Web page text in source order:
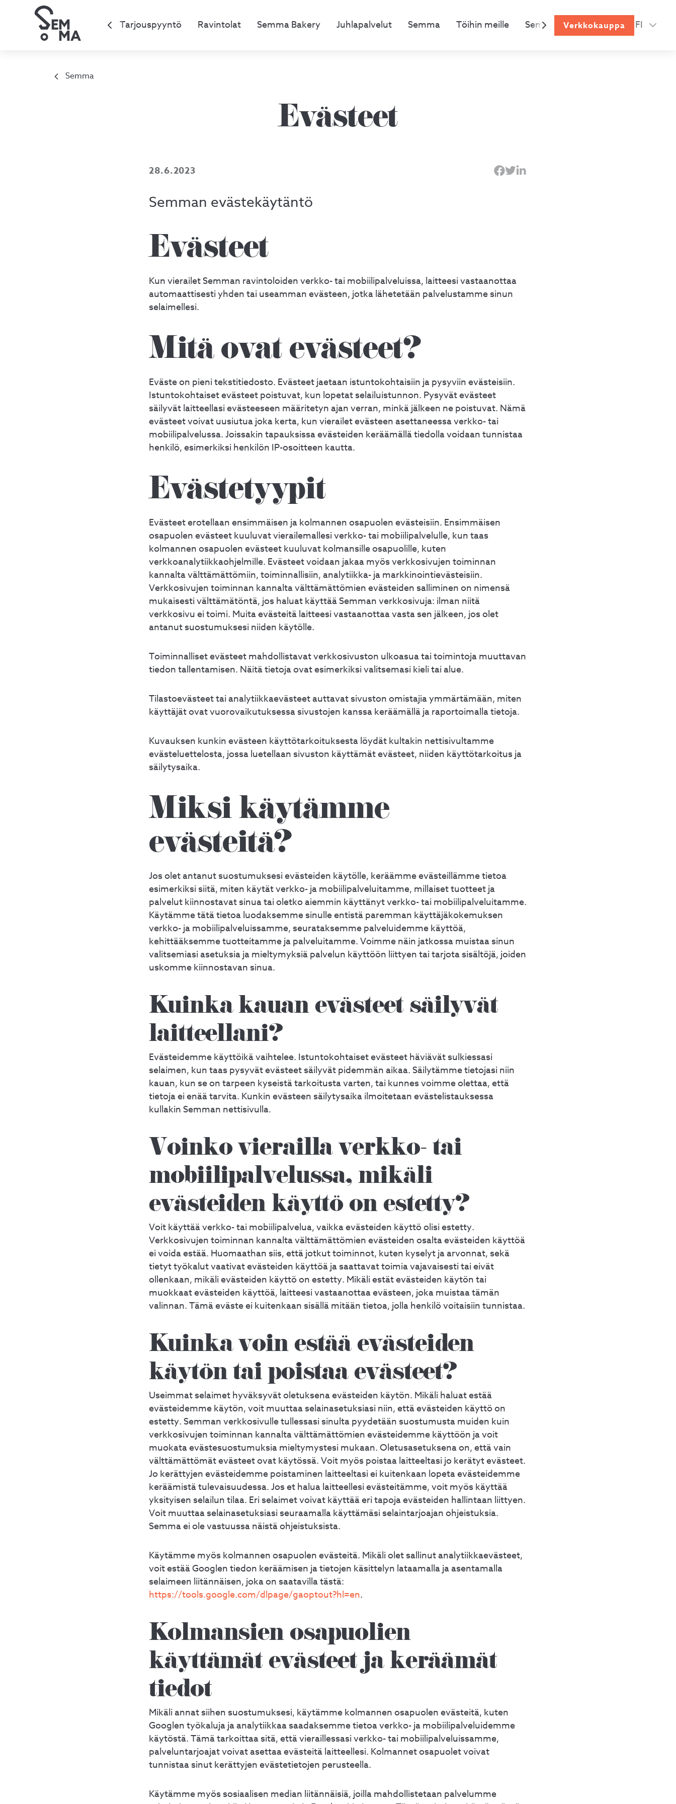
Tarjouspyyntö Ravintolat Semma Bakery Juhlapalvelut Semma Töihin meille Semman ruokailun ABC Palaute
Verkkokauppa FI
Semma
Evästeet
28.6.2023
Semman evästekäytäntö
Evästeet
Kun vierailet Semman ravintoloiden verkko- tai mobiilipalveluissa, laitteesi vastaanottaa
automaattisesti yhden tai useamman evästeen, jotka lähetetään palvelustamme sinun
selaimellesi.
Mitä ovat evästeet?
Eväste on pieni tekstitiedosto. Evästeet jaetaan istuntokohtaisiin ja pysyviin evästeisiin.
Istuntokohtaiset evästeet poistuvat, kun lopetat selailuistunnon. Pysyvät evästeet
säilyvät laitteellasi evästeeseen määritetyn ajan verran, minkä jälkeen ne poistuvat. Nämä
evästeet voivat uusiutua joka kerta, kun vierailet evästeen asettaneessa verkko- tai
mobiilipalvelussa. Joissakin tapauksissa evästeiden keräämällä tiedolla voidaan tunnistaa
henkilö, esimerkiksi henkilön IP-osoitteen kautta.
Evästetyypit
Evästeet erotellaan ensimmäisen ja kolmannen osapuolen evästeisiin. Ensimmäisen
osapuolen evästeet kuuluvat vierailemallesi verkko- tai mobiilipalvelulle, kun taas
kolmannen osapuolen evästeet kuuluvat kolmansille osapuolille, kuten
verkkoanalytiikkaohjelmille. Evästeet voidaan jakaa myös verkkosivujen toiminnan
kannalta välttämättömiin, toiminnallisiin, analytiikka- ja markkinointievästeisiin.
Verkkosivujen toiminnan kannalta välttämättömien evästeiden salliminen on nimensä
mukaisesti välttämätöntä, jos haluat käyttää Semman verkkosivuja: ilman niitä
verkkosivu ei toimi. Muita evästeitä laitteesi vastaanottaa vasta sen jälkeen, jos olet
antanut suostumuksesi niiden käytölle.
Toiminnalliset evästeet mahdollistavat verkkosivuston ulkoasua tai toimintoja muuttavan
tiedon tallentamisen. Näitä tietoja ovat esimerkiksi valitsemasi kieli tai alue.
Tilastoevästeet tai analytiikkaevästeet auttavat sivuston omistajia ymmärtämään, miten
käyttäjät ovat vuorovaikutuksessa sivustojen kanssa keräämällä ja raportoimalla tietoja.
Kuvauksen kunkin evästeen käyttötarkoituksesta löydät kultakin nettisivultamme
evästeluettelosta, jossa luetellaan sivuston käyttämät evästeet, niiden käyttötarkoitus ja
säilytysaika.
Miksi käytämme
evästeitä?
Jos olet antanut suostumuksesi evästeiden käytölle, keräämme evästeillämme tietoa
esimerkiksi siitä, miten käytät verkko- ja mobiilipalveluitamme, millaiset tuotteet ja
palvelut kiinnostavat sinua tai oletko aiemmin käyttänyt verkko- tai mobiilipalveluitamme.
Käytämme tätä tietoa luodaksemme sinulle entistä paremman käyttäjäkokemuksen
verkko- ja mobiilipalveluissamme, seurataksemme palveluidemme käyttöä,
kehittääksemme tuotteitamme ja palveluitamme. Voimme näin jatkossa muistaa sinun
valitsemiasi asetuksia ja mieltymyksiä palvelun käyttöön liittyen tai tarjota sisältöjä, joiden
uskomme kiinnostavan sinua.
Kuinka kauan evästeet säilyvät
laitteellani?
Evästeidemme käyttöikä vaihtelee. Istuntokohtaiset evästeet häviävät sulkiessasi
selaimen, kun taas pysyvät evästeet säilyvät pidemmän aikaa. Säilytämme tietojasi niin
kauan, kun se on tarpeen kyseistä tarkoitusta varten, tai kunnes voimme olettaa, että
tietoja ei enää tarvita. Kunkin evästeen säilytysaika ilmoitetaan evästelistauksessa
kullakin Semman nettisivulla.
Voinko vierailla verkko- tai
mobiilipalvelussa, mikäli
evästeiden käyttö on estetty?
Voit käyttää verkko- tai mobiilipalvelua, vaikka evästeiden käyttö olisi estetty.
Verkkosivujen toiminnan kannalta välttämättömien evästeiden osalta evästeiden käyttöä
ei voida estää. Huomaathan siis, että jotkut toiminnot, kuten kyselyt ja arvonnat, sekä
tietyt työkalut vaativat evästeiden käyttöä ja saattavat toimia vajavaisesti tai eivät
ollenkaan, mikäli evästeiden käyttö on estetty. Mikäli estät evästeiden käytön tai
muokkaat evästeiden käyttöä, laitteesi vastaanottaa evästeen, joka muistaa tämän
valinnan. Tämä eväste ei kuitenkaan sisällä mitään tietoa, jolla henkilö voitaisiin tunnistaa.
Kuinka voin estää evästeiden
käytön tai poistaa evästeet?
Useimmat selaimet hyväksyvät oletuksena evästeiden käytön. Mikäli haluat estää
evästeidemme käytön, voit muuttaa selainasetuksiasi niin, että evästeiden käyttö on
estetty. Semman verkkosivulle tullessasi sinulta pyydetään suostumusta muiden kuin
verkkosivujen toiminnan kannalta välttämättömien evästeidemme käyttöön ja voit
muokata evästesuostumuksia mieltymystesi mukaan. Oletusasetuksena on, että vain
välttämättömät evästeet ovat käytössä. Voit myös poistaa laitteeltasi jo kerätyt evästeet.
Jo kerättyjen evästeidemme poistaminen laitteeltasi ei kuitenkaan lopeta evästeidemme
keräämistä tulevaisuudessa. Jos et halua laitteellesi evästeitämme, voit myös käyttää
yksityisen selailun tilaa. Eri selaimet voivat käyttää eri tapoja evästeiden hallintaan liittyen.
Voit muuttaa selainasetuksiasi seuraamalla käyttämäsi selaintarjoajan ohjeistuksia.
Semma ei ole vastuussa näistä ohjeistuksista.
Käytämme myös kolmannen osapuolen evästeitä. Mikäli olet sallinut analytiikkaevästeet,
voit estää Googlen tiedon keräämisen ja tietojen käsittelyn lataamalla ja asentamalla
selaimeen liitännäisen, joka on saatavilla tästä:
https://tools.google.com/dlpage/gaoptout?hl=en.
Kolmansien osapuolien
käyttämät evästeet ja keräämät
tiedot
Mikäli annat siihen suostumuksesi, käytämme kolmannen osapuolen evästeitä, kuten
Googlen työkaluja ja analytiikkaa saadaksemme tietoa verkko- ja mobiilipalveluidemme
käytöstä. Tämä tarkoittaa sitä, että vieraillessasi verkko- tai mobiilipalveluissamme,
palveluntarjoajat voivat asettaa evästeitä laitteellesi. Kolmannet osapuolet voivat
tunnistaa sinut kerättyjen evästetietojen perusteella.
Käytämme myös sosiaalisen median liitännäisiä, joilla mahdollistetaan palvelumme